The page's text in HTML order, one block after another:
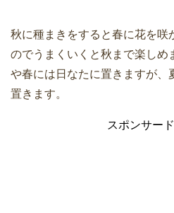
秋に種まきをすると春に花を咲
のでうまくいくと秋まで楽しめ
や春には日なたに置きますが、
置きます。
スポンサー